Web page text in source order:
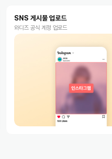
SNS 게시물 업로드
와디즈 공식 계정 업로드